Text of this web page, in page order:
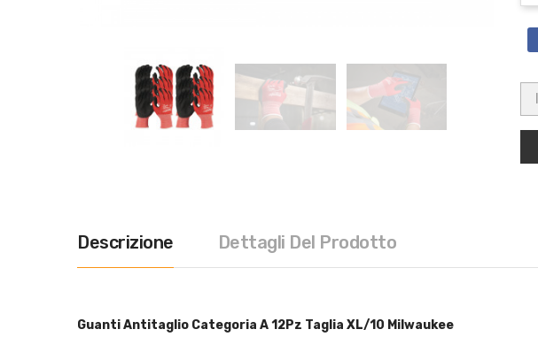
Descrizione Dettagli Del Prodotto
Guanti Antitaglio Categoria A 12Pz Taglia XL/10 Milwaukee